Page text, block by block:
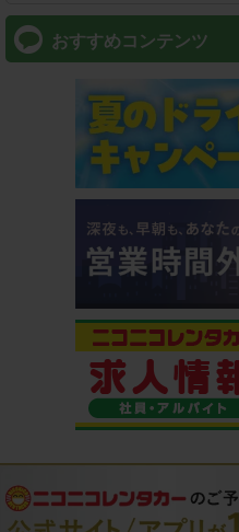
おすすめコンテンツ